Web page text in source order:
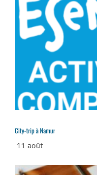
City-trip à Namur
11 août